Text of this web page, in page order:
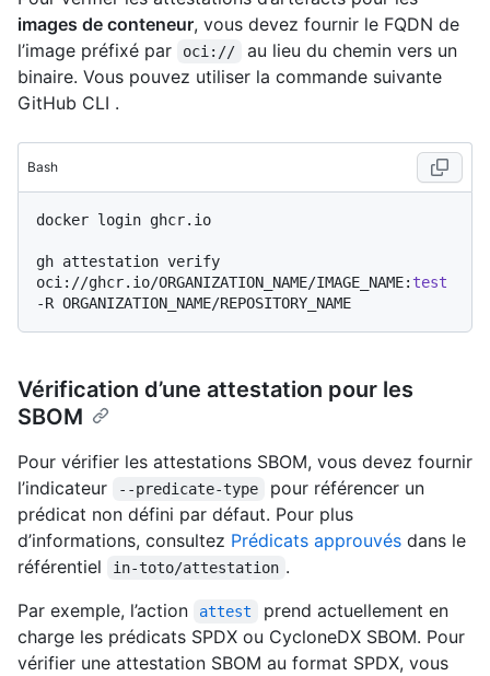
images de conteneur, vous devez fournir le FQDN de
l’image préfixé par
oci://
au lieu du chemin vers un
binaire. Vous pouvez utiliser la commande suivante
GitHub CLI .
Bash
docker login ghcr.io
gh attestation verify
oci://ghcr.io/ORGANIZATION_NAME/IMAGE_NAME: test
Vérification d’une attestation pour les
SBOM
Pour vérifier les attestations SBOM, vous devez fournir
l’indicateur
--predicate-type
pour référencer un
prédicat non défini par défaut. Pour plus
d’informations, consultez Prédicats approuvés dans le
référentiel
in-toto/attestation .
Par exemple, l’action
attest
prend actuellement en
charge les prédicats SPDX ou CycloneDX SBOM. Pour
vérifier une attestation SBOM au format SPDX, vous